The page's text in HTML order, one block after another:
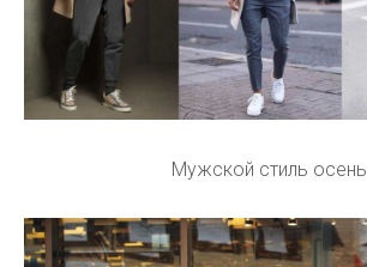
Мужской стиль осень